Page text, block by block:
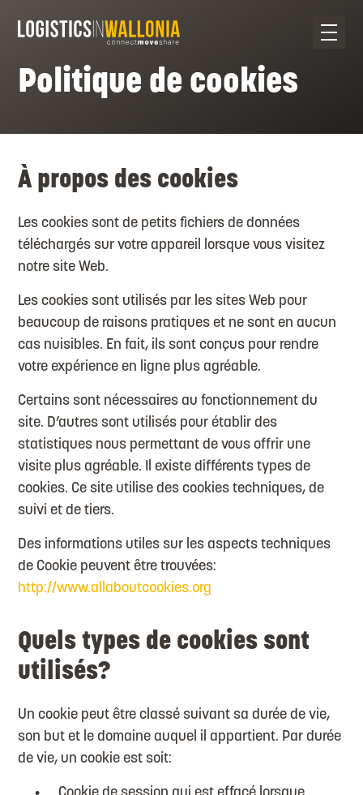
Politique de cookies
À propos des cookies
Les cookies sont de petits fichiers de données
téléchargés sur votre appareil lorsque vous visitez
notre site Web.
Les cookies sont utilisés par les sites Web pour
beaucoup de raisons pratiques et ne sont en aucun
cas nuisibles. En fait, ils sont conçus pour rendre
votre expérience en ligne plus agréable.
Certains sont nécessaires au fonctionnement du
site. D’autres sont utilisés pour établir des
statistiques nous permettant de vous offrir une
visite plus agréable. Il existe différents types de
cookies. Ce site utilise des cookies techniques, de
suivi et de tiers.
Des informations utiles sur les aspects techniques
de Cookie peuvent être trouvées:
http://www.allaboutcookies.org
Quels types de cookies sont
utilisés?
Un cookie peut être classé suivant sa durée de vie,
son but et le domaine auquel il appartient. Par durée
de vie, un cookie est soit: